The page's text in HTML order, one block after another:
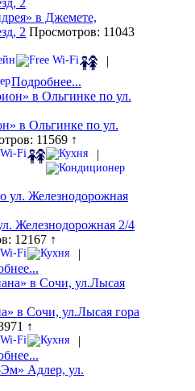
в Джемете,
2 Просмотров: 11043
|
Подробнее...
в Ольгинке по ул.
11569 ↑
|
Железнодорожная 2/4
12167 ↑
|
в Сочи, ул.Лысая гора
↑
|